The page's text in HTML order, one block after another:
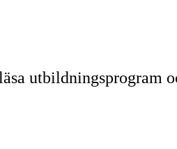
utbildningsprogram